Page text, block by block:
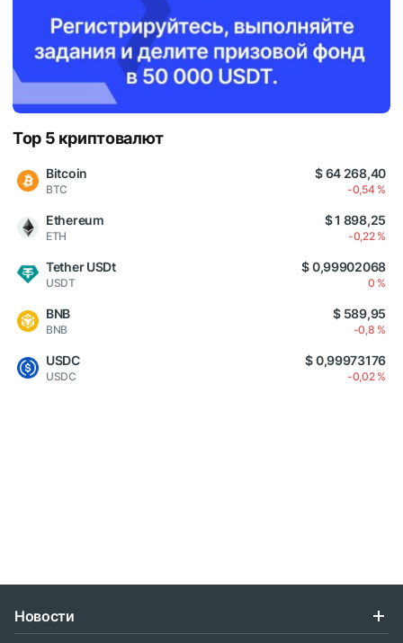
Top 5 криптовалют
Bitcoin
BTC
$ 64 268,40
-0,54 %
Ethereum
ETH
$ 1 898,25
-0,22 %
Tether USDt
USDT
$ 0,99902068
0 %
BNB
BNB
$ 589,95
-0,8 %
USDC
USDC
$ 0,99973176
-0,02 %
Новости